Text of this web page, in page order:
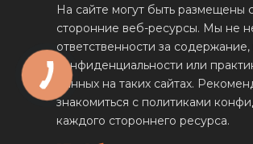
На сайте могут быть размещены
сторонние веб-ресурсы. Мы не
ответственности за
конфиденциальности или
данных на таких сайтах.
знакомиться с политиками
каждого стороннего ресурса.